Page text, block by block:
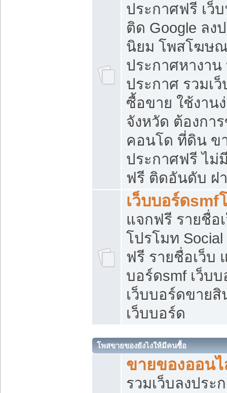
ประกาศฟรี เว็
ติด Google ลง
นิยม โพสโฆษ
ประกาศหางาน
ประกาศ รวมเ
ซื้อขาย ใช้งาน
จังหวัด ต้องกา
คอนโด ที่ดิน ข
ประกาศฟรี ไม่
ฟรี ติดอันดับ ฝ
เว็บบอร์ดsmf
แจกฟรี รายชื่อ
โปรโมท
ฟรี รายชื่อเว็บ
บอร์ดsmf เว็บ
เว็บบอร์ดขาย
เว็บบอร์ด
โพสขายของยังไงให้มีคนซื้อ
ขายของออน
รวมเว็บลงประ